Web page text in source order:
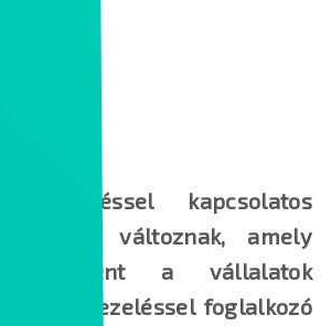
kapcsolatos
változnak, amely
jelent a vállalatok
és -kezeléssel foglalkozó